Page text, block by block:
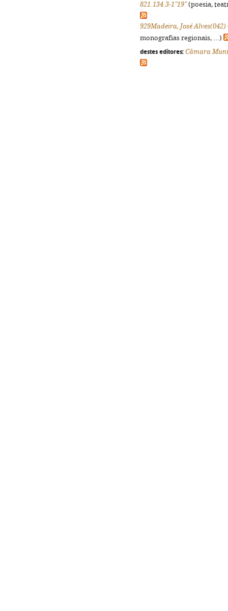
821.134.3-1"19"(poesia,
929Madeira, José Alves(042)
monografias regionais, ...)
destes editores: Câmara